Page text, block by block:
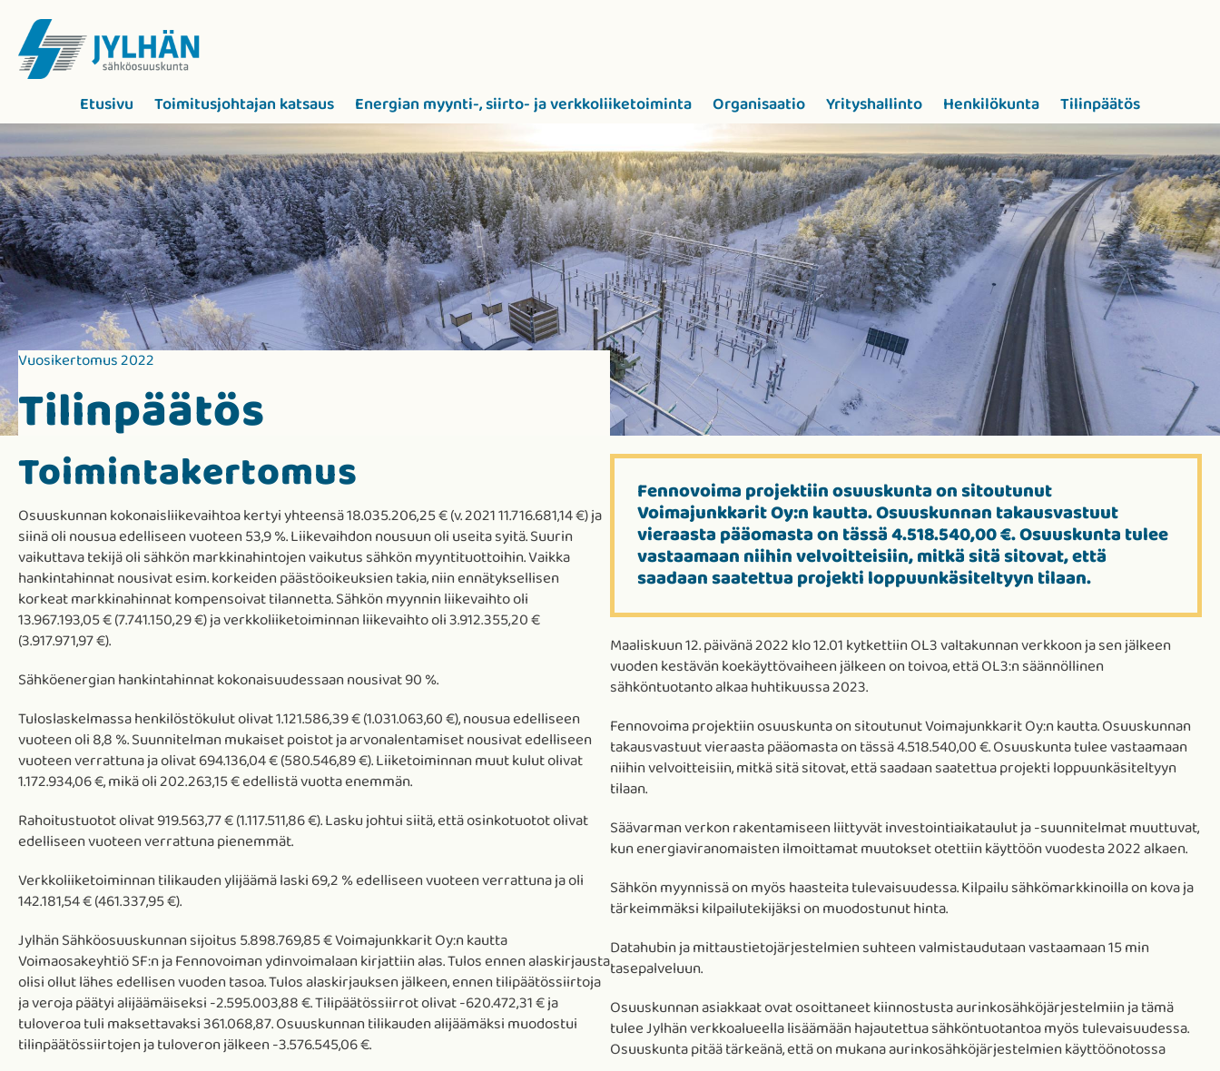
Etusivu Toimitusjohtajan katsaus Energian myynti-, siirto- ja verkkoliiketoiminta Organisaatio Yrityshallinto Henkilökunta Tilinpäätös
Vuosikertomus 2022
Tilinpäätös
Toimintakertomus
Osuuskunnan kokonaisliikevaihtoa kertyi yhteensä 18.035.206,25 € (v. 2021 11.716.681,14 €) ja
siinä oli nousua edelliseen vuoteen 53,9 %. Liikevaihdon nousuun oli useita syitä. Suurin
vaikuttava tekijä oli sähkön markkinahintojen vaikutus sähkön myyntituottoihin. Vaikka
hankintahinnat nousivat esim. korkeiden päästöoikeuksien takia, niin ennätyksellisen
korkeat markkinahinnat kompensoivat tilannetta. Sähkön myynnin liikevaihto oli
13.967.193,05 € (7.741.150,29 €) ja verkkoliiketoiminnan liikevaihto oli 3.912.355,20 €
(3.917.971,97 €).
Sähköenergian hankintahinnat kokonaisuudessaan nousivat 90 %.
Tuloslaskelmassa henkilöstökulut olivat 1.121.586,39 € (1.031.063,60 €), nousua edelliseen
vuoteen oli 8,8 %. Suunnitelman mukaiset poistot ja arvonalentamiset nousivat edelliseen
vuoteen verrattuna ja olivat 694.136,04 € (580.546,89 €). Liiketoiminnan muut kulut olivat
1.172.934,06 €, mikä oli 202.263,15 € edellistä vuotta enemmän.
Rahoitustuotot olivat 919.563,77 € (1.117.511,86 €). Lasku johtui siitä, että osinkotuotot olivat
edelliseen vuoteen verrattuna pienemmät.
Verkkoliiketoiminnan tilikauden ylijäämä laski 69,2 % edelliseen vuoteen verrattuna ja oli
142.181,54 € (461.337,95 €).
Jylhän Sähköosuuskunnan sijoitus 5.898.769,85 € Voimajunkkarit Oy:n kautta
Voimaosakeyhtiö SF:n ja Fennovoiman ydinvoimalaan kirjattiin alas. Tulos ennen alaskirjausta
olisi ollut lähes edellisen vuoden tasoa. Tulos alaskirjauksen jälkeen, ennen tilipäätössiirtoja
ja veroja päätyi alijäämäiseksi -2.595.003,88 €. Tilipäätössiirrot olivat -620.472,31 € ja
tuloveroa tuli maksettavaksi 361.068,87. Osuuskunnan tilikauden alijäämäksi muodostui
tilinpäätössiirtojen ja tuloveron jälkeen -3.576.545,06 €.
Fennovoima projektiin osuuskunta on sitoutunut
Voimajunkkarit Oy:n kautta. Osuuskunnan takausvastuut
vieraasta pääomasta on tässä 4.518.540,00 €. Osuuskunta tulee
vastaamaan niihin velvoitteisiin, mitkä sitä sitovat, että
saadaan saatettua projekti loppuunkäsiteltyyn tilaan.
Maaliskuun 12. päivänä 2022 klo 12.01 kytkettiin OL3 valtakunnan verkkoon ja sen jälkeen
vuoden kestävän koekäyttövaiheen jälkeen on toivoa, että OL3:n säännöllinen
sähköntuotanto alkaa huhtikuussa 2023.
Fennovoima projektiin osuuskunta on sitoutunut Voimajunkkarit Oy:n kautta. Osuuskunnan
takausvastuut vieraasta pääomasta on tässä 4.518.540,00 €. Osuuskunta tulee vastaamaan
niihin velvoitteisiin, mitkä sitä sitovat, että saadaan saatettua projekti loppuunkäsiteltyyn
tilaan.
Säävarman verkon rakentamiseen liittyvät investointiaikataulut ja -suunnitelmat muuttuvat,
kun energiaviranomaisten ilmoittamat muutokset otettiin käyttöön vuodesta 2022 alkaen.
Sähkön myynnissä on myös haasteita tulevaisuudessa. Kilpailu sähkömarkkinoilla on kova ja
tärkeimmäksi kilpailutekijäksi on muodostunut hinta.
Datahubin ja mittaustietojärjestelmien suhteen valmistaudutaan vastaamaan 15 min
tasepalveluun.
Osuuskunnan asiakkaat ovat osoittaneet kiinnostusta aurinkosähköjärjestelmiin ja tämä
tulee Jylhän verkkoalueella lisäämään hajautettua sähköntuotantoa myös tulevaisuudessa.
Osuuskunta pitää tärkeänä, että on mukana aurinkosähköjärjestelmien käyttöönotossa